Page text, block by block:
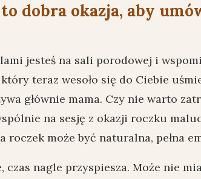
dobra okazja, aby
jesteś na sali porodowej i
teraz wesoło się do Ciebie
głównie mama. Czy nie warto
na sesję z okazji roczku
roczek może być naturalna, pełna
nagle przyspiesza. Może nie